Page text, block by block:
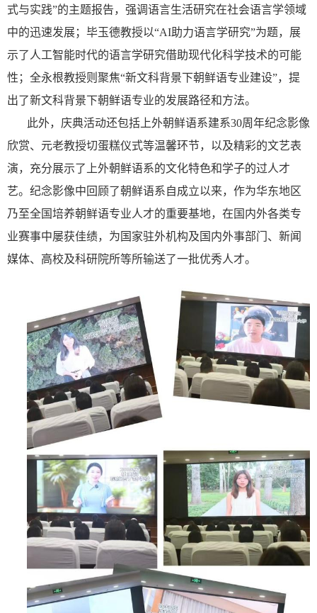
式与实践”的主题报告， 强调语言生活研究在社会语言学领域
中的迅速发展；毕玉德教授以“AI助力语言学研究”为题，展
示了人工智能时代的语言学研究借助现代化科学技术的可能
性；全永根教授则聚焦“新文科背景下朝鲜语专业建设”，提
出了新文科背景下朝鲜语专业的发展路径和方法。
此外，庆典活动还包括上外朝鲜语系建系30周年纪念影像
欣赏、元老教授切蛋糕仪式等温馨环节，以及精彩的文艺表
演，充分展示了上外朝鲜语系的文化特色和学子的过人才
艺。纪念影像中回顾了朝鲜语系自成立以来，作为华东地区
乃至全国培养朝鲜语专业人才的重要基地，在国内外各类专
业赛事中屡获佳绩，为国家驻外机构及国内外事部门、新闻
媒体、高校及科研院所等所输送了一批优秀人才。